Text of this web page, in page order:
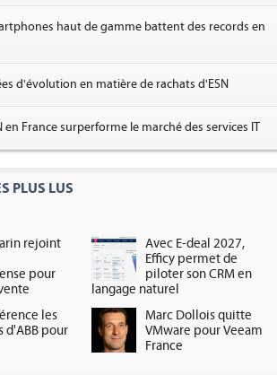
haut de gamme battent des records en
d'évolution en matière de rachats d'ESN
en France surperforme le marché des services IT
PLUS LUS
rejoint
pour
Avec E-deal 2027,
Efficy permet de
piloter son CRM en
langage naturel
les
d'ABB pour
Marc Dollois quitte
VMware pour Veeam
France